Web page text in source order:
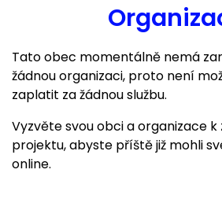
Tato obec momentálně nemá
žádnou organizaci, proto není
zaplatit za žádnou službu.
Vyzvěte svou obci a organizace
projektu, abyste příště již mohli
online.